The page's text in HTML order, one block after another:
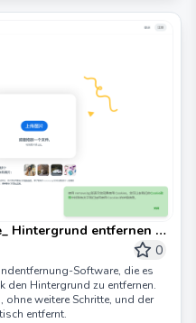
Hintergrund entfernen |
0
Software, die es
den Hintergrund zu entfernen.
weitere Schritte, und der
entfernt.